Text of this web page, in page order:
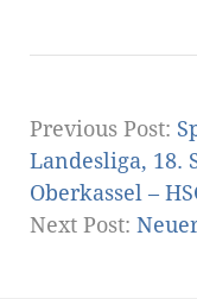
Previous Post:
Landesliga, 18.
Oberkassel –
Next Post: